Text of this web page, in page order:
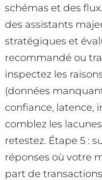
schémas et des
des assistants
stratégiques et
recommandé ou
inspectez les
(données
confiance, latence,
comblez les
retestez. Étape 5 :
réponses où votre
part de